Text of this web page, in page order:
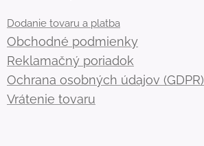
Dodanie tovaru a platba
Obchodné podmienky
Reklamačný poriadok
Ochrana osobných údajov (GDPR)
Vrátenie tovaru